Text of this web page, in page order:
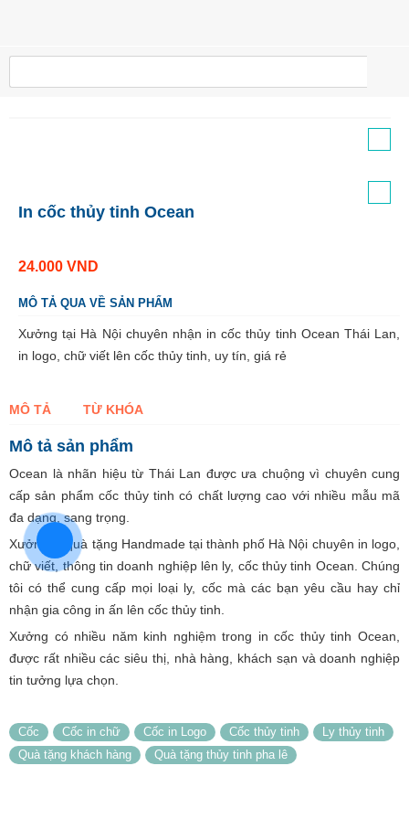
In cốc thủy tinh Ocean
24.000 VND
MÔ TẢ QUA VỀ SẢN PHẨM
Xưởng tại Hà Nội chuyên nhận in cốc thủy tinh Ocean Thái Lan,
in logo, chữ viết lên cốc thủy tinh, uy tín, giá rẻ
MÔ TẢ TỪ KHÓA
Mô tả sản phẩm
Ocean là nhãn hiệu từ Thái Lan được ưa chuộng vì chuyên cung
cấp sản phẩm cốc thủy tinh có chất lượng cao với nhiều mẫu mã
đa dạng, sang trọng.
Xưởng in quà tặng Handmade tại thành phố Hà Nội chuyên in logo,
chữ viết, thông tin doanh nghiệp lên ly, cốc thủy tinh Ocean. Chúng
tôi có thể cung cấp mọi loại ly, cốc mà các bạn yêu cầu hay chỉ
nhận gia công in ấn lên cốc thủy tinh.
Xưởng có nhiều năm kinh nghiệm trong in cốc thủy tinh Ocean,
được rất nhiều các siêu thị, nhà hàng, khách sạn và doanh nghiệp
tin tưởng lựa chọn.
Cốc Cốc in chữ Cốc in Logo Cốc thủy tinh
Ly thủy tinh
Quà tặng khách hàng
Quà tặng thủy tinh pha lê